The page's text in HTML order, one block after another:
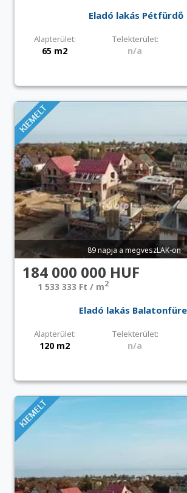
Eladó lakás Pétfürdő
Alapterület: Telekterület:
65 m2 n/a
89 napja a megveszLAK-on
184 000 000 HUF
1 533 333 Ft / m2
Eladó lakás
Alapterület: Telekterület:
120 m2 n/a